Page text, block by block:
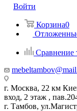
Войти
Корзина0
Сравнение
г. Москва, 22 км
вход, 2 этаж ,
г. Тамбов,